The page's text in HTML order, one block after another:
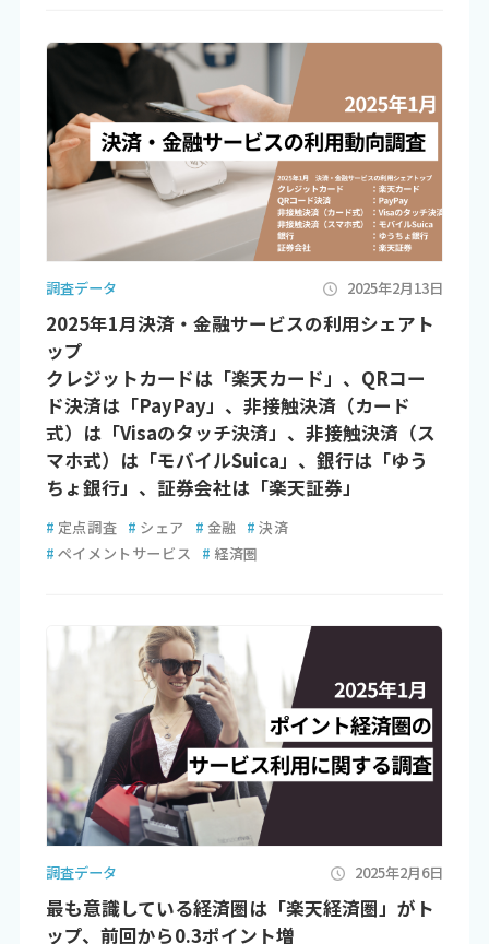
調査データ 2025年2月13日
2025年1月決済・金融サービスの利用シェアト
ップ
クレジットカードは「楽天カード」、QRコー
ド決済は「PayPay」、非接触決済（カード
式）は「Visaのタッチ決済」、非接触決済（ス
マホ式）は「モバイルSuica」、銀行は「ゆう
ちょ銀行」、証券会社は「楽天証券」
# 定点調査 # シェア # 金融 # 決済
# ペイメントサービス # 経済圏
調査データ 2025年2月6日
最も意識している経済圏は「楽天経済圏」がト
ップ、前回から0.3ポイント増